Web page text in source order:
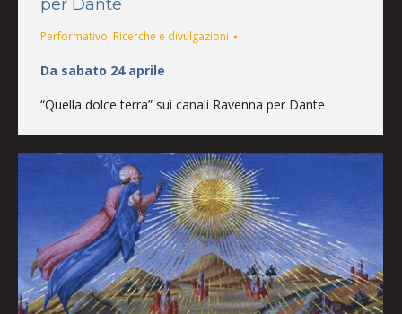
per Dante
Performativo, Ricerche e divulgazioni
Da sabato 24 aprile
“Quella dolce terra” sui canali Ravenna per Dante